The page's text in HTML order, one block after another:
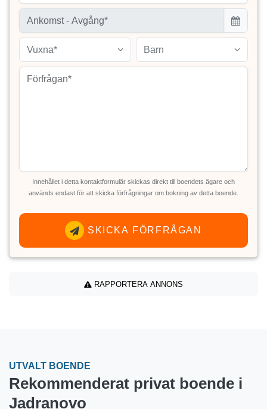
Vuxna* Barn
Innehållet i detta kontaktformulär skickas direkt till boendets ägare och
används endast för att skicka förfrågningar om bokning av detta boende.
SKICKA FÖRFRÅGAN
RAPPORTERA ANNONS
UTVALT BOENDE
Rekommenderat privat boende i
Jadranovo